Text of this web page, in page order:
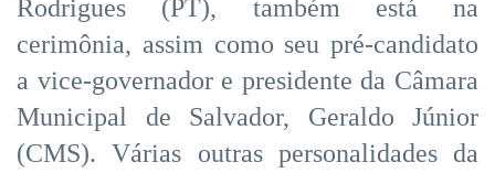
Rodrigues (PT), também está na
cerimônia, assim como seu pré-candidato
a vice-governador e presidente da Câmara
Municipal de Salvador, Geraldo Júnior
(CMS). Várias outras personalidades da